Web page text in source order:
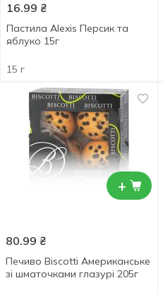
16.99 ₴
Пастила Alexis Персик та
яблуко 15г
15 г
+
80.99 ₴
Печиво Biscotti Американське
зі шматочками глазурі 205г